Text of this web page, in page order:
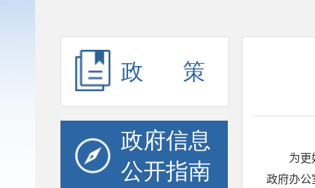
政 策
政府信息
公开指南